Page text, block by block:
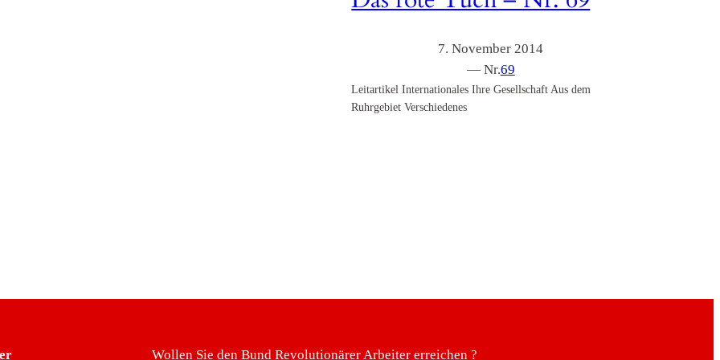
7. November 2014
— Nr.69
Leitartikel Internationales Ihre Gesellschaft Aus dem
Ruhrgebiet Verschiedenes
Wollen Sie den Bund Revolutionärer Arbeiter erreichen ?